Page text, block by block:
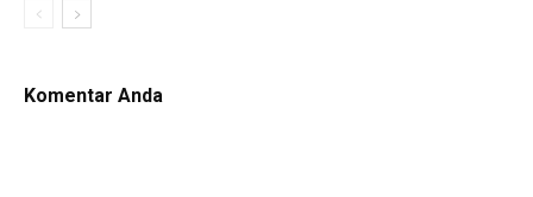
Komentar Anda